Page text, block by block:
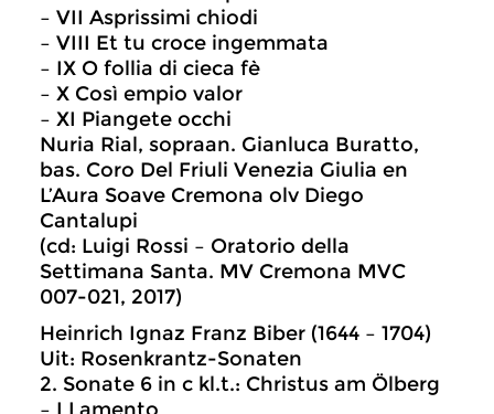
– VII Asprissimi chiodi
– VIII Et tu croce ingemmata
– IX O follia di cieca fè
– X Così empio valor
– XI Piangete occhi
Nuria Rial, sopraan. Gianluca Buratto,
bas. Coro Del Friuli Venezia Giulia en
L’Aura Soave Cremona olv Diego
Cantalupi
(cd: Luigi Rossi – Oratorio della
Settimana Santa. MV Cremona MVC
007-021, 2017)
Heinrich Ignaz Franz Biber (1644 – 1704)
Uit: Rosenkrantz-Sonaten
2. Sonate 6 in c kl.t.: Christus am Ölberg